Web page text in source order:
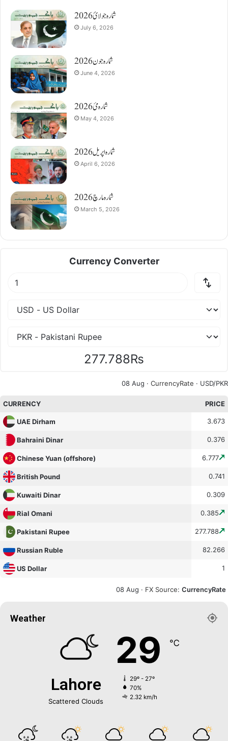
شمارہ جولائ 2026
July 6, 2026
شمارہ جون 2026
June 4, 2026
شمارہ مئ 2026
May 4, 2026
شمارہ اپریل 2026
April 6, 2026
شمارہ مارچ 2026
March 5, 2026
Currency Converter
277.788₨
08 Aug · CurrencyRate · USD/PKR
CURRENCY PRICE
UAE Dirham 3.673
Bahraini Dinar 0.376
Chinese Yuan (offshore) 6.777
British Pound 0.741
Kuwaiti Dinar 0.309
Rial Omani 0.385
Pakistani Rupee 277.788
Russian Ruble 82.266
US Dollar 1
08 Aug · FX Source: CurrencyRate
Weather
Lahore
Scattered Clouds
29 ℃
29º - 27º
70%
2.32 km/h